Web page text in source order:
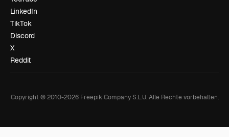
LinkedIn
TikTok
Discord
X
Reddit
Copyright © 2010-2026Freepik Company S.L.U. Alle Rechte vorbehalten.